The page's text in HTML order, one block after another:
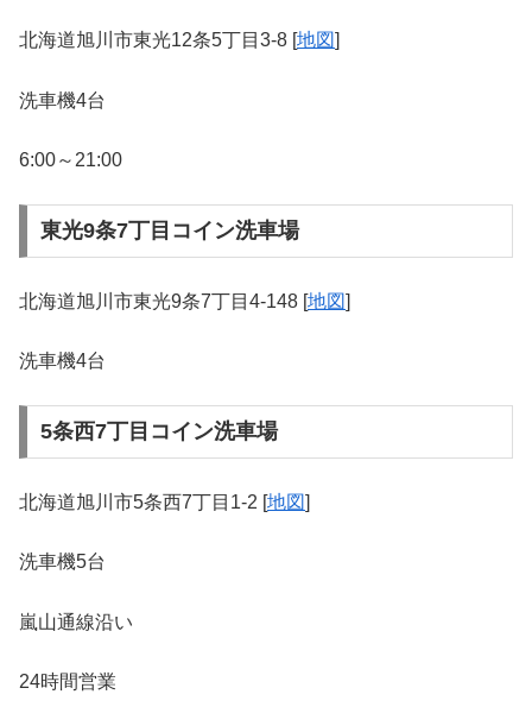
北海道旭川市東光12条5丁目3-8 [地図]
洗車機4台
6:00～21:00
東光9条7丁目コイン洗車場
北海道旭川市東光9条7丁目4-148 [地図]
洗車機4台
5条西7丁目コイン洗車場
北海道旭川市5条西7丁目1-2 [地図]
洗車機5台
嵐山通線沿い
24時間営業